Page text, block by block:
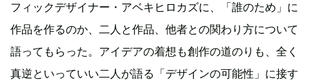
フィックデザイナー・アベキヒロカズに、「誰のため」に
作品を作るのか、二人と作品、他者との関わり方について
語ってもらった。アイデアの着想も創作の道のりも、全く
真逆といっていい二人が語る「デザインの可能性」に接す